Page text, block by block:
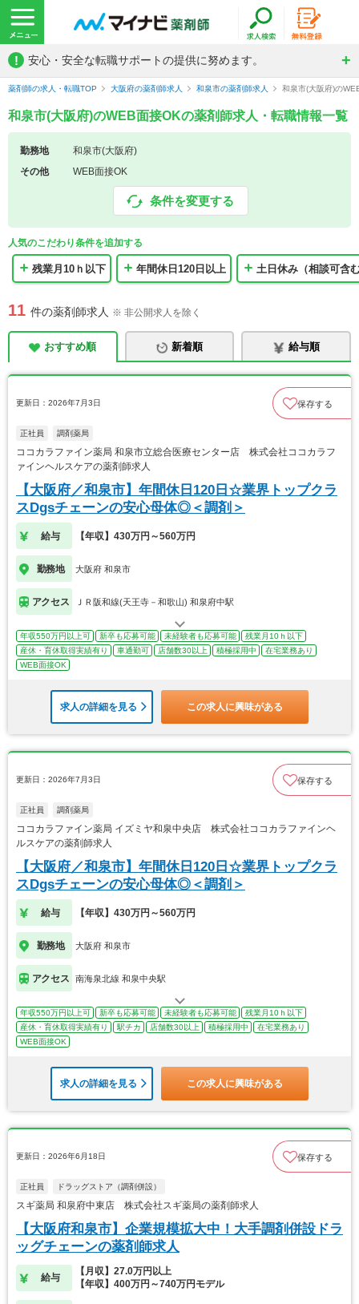
! 安心・安全な転職サポートの提供に努めます。
薬剤師の求人・転職TOP 大阪府の薬剤師求人 和泉市の薬剤師求人 和泉市(大阪府)の
和泉市(大阪府)のWEB面接OKの薬剤師求人・転職情報一覧
勤務地
和泉市(大阪府)
その他
WEB面接OK
条件を変更する
人気のこだわり条件を追加する
残業月10ｈ以下 年間休日120日以上 土日休み（相談可含
11 件の薬剤師求人 ※ 非公開求人を除く
おすすめ順 新着順 給与順
更新日：2026年7月3日 保存する
正社員 調剤薬局
ココカラファイン薬局 和泉市立総合医療センター店 株式会社ココカラフ
ァインヘルスケアの薬剤師求人
【大阪府／和泉市】年間休日120日☆業界トップクラ
スDgsチェーンの安心母体◎＜調剤＞
給与 【年収】430万円～560万円
勤務地 大阪府 和泉市
アクセス ＪＲ阪和線(天王寺－和歌山) 和泉府中駅
年収550万円以上可 新卒も応募可能 未経験者も応募可能
残業月10ｈ以下
産休・育休取得実績有り
車通勤可 店舗数30以上 積極採用中
在宅業務あり
WEB面接OK
求人の詳細を見る この求人に興味がある
更新日：2026年7月3日 保存する
正社員 調剤薬局
ココカラファイン薬局 イズミヤ和泉中央店 株式会社ココカラファインヘ
ルスケアの薬剤師求人
【大阪府／和泉市】年間休日120日☆業界トップクラ
スDgsチェーンの安心母体◎＜調剤＞
給与 【年収】430万円～560万円
勤務地 大阪府 和泉市
アクセス 南海泉北線 和泉中央駅
年収550万円以上可 新卒も応募可能 未経験者も応募可能
残業月10ｈ以下
産休・育休取得実績有り
駅チカ 店舗数30以上 積極採用中
在宅業務あり
WEB面接OK
求人の詳細を見る この求人に興味がある
更新日：2026年6月18日 保存する
正社員 ドラッグストア（調剤併設）
スギ薬局 和泉府中東店 株式会社スギ薬局の薬剤師求人
【大阪府和泉市】企業規模拡大中！大手調剤併設ドラ
ッグチェーンの薬剤師求人
給与
【月収】27.0万円以上
【年収】400万円～740万円モデル